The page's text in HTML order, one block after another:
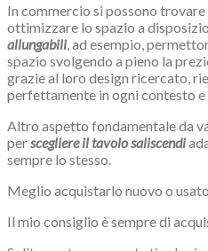
In commercio si possono
ottimizzare lo spazio a
allungabili, ad esempio,
spazio svolgendo a pieno la
grazie al loro design ricercato,
perfettamente in ogni contesto e
Altro aspetto fondamentale da
per scegliere il tavolo saliscendi
sempre lo stesso.
Meglio acquistarlo nuovo o
Il mio consiglio è sempre di